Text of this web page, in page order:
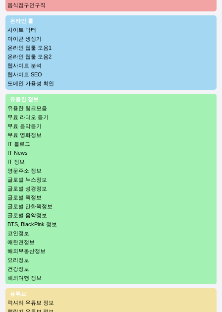
음식점구인구직
온라인 툴
사이트 닥터
아이콘 생성기
온라인 웹툴 모음1
온라인 웹툴 모음2
웹사이트 분석
웹사이트 SEO
도메인 가용성 확인
유용한 정보
유용한 링크모음
무료 라디오 듣기
무료 음악듣기
무료 영화정보
IT 블로그
IT News
IT 정보
영문주소 정보
글로벌 뉴스정보
글로벌 성경정보
글로벌 책정보
글로벌 만화책정보
글로벌 음악정보
BTS, BlackPink 정보
코인정보
애완견정보
해외부동산정보
요리정보
건강정보
해외여행 정보
유튜브
럭셔리 유튜브 정보